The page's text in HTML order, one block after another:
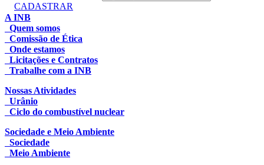
CADASTRAR
A INB
Quem somos
Comissão de Ética
Onde estamos
Licitações e Contratos
Trabalhe com a INB
Nossas Atividades
Urânio
Ciclo do combustível nuclear
Sociedade e Meio Ambiente
Sociedade
Meio Ambiente